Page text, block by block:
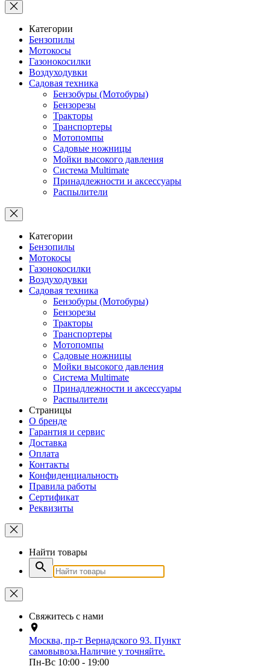
Категории
Бензопилы
Мотокосы
Газонокосилки
Воздуходувки
Садовая техника
Бензобуры (Мотобуры)
Бензорезы
Тракторы
Транспортеры
Мотопомпы
Садовые ножницы
Мойки высокого давления
Система Multimate
Принадлежности и аксессуары
Распылители
Категории
Бензопилы
Мотокосы
Газонокосилки
Воздуходувки
Садовая техника
Бензобуры (Мотобуры)
Бензорезы
Тракторы
Транспортеры
Мотопомпы
Садовые ножницы
Мойки высокого давления
Система Multimate
Принадлежности и аксессуары
Распылители
Страницы
О бренде
Гарантия и сервис
Доставка
Оплата
Контакты
Конфиденциальность
Правила работы
Сертификат
Реквизиты
Найти товары
Свяжитесь с нами
Москва, пр-т Вернадского 93. Пункт
самовывоза.Наличие у точняйте.
Пн-Вс 10:00 - 19:00